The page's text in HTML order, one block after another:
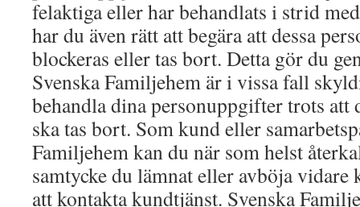
felaktiga eller har behandlats i strid
har du även rätt att begära att dessa
blockeras eller tas bort. Detta gör du
Svenska Familjehem är i vissa fall
behandla dina personuppgifter trots att
ska tas bort. Som kund eller
Familjehem kan du när som helst
samtycke du lämnat eller avböja
att kontakta kundtjänst. Svenska